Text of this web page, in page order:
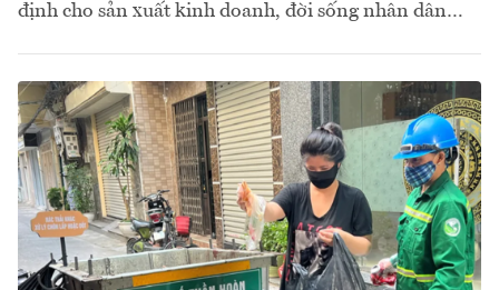
định cho sản xuất kinh doanh, đời sống nhân dân…